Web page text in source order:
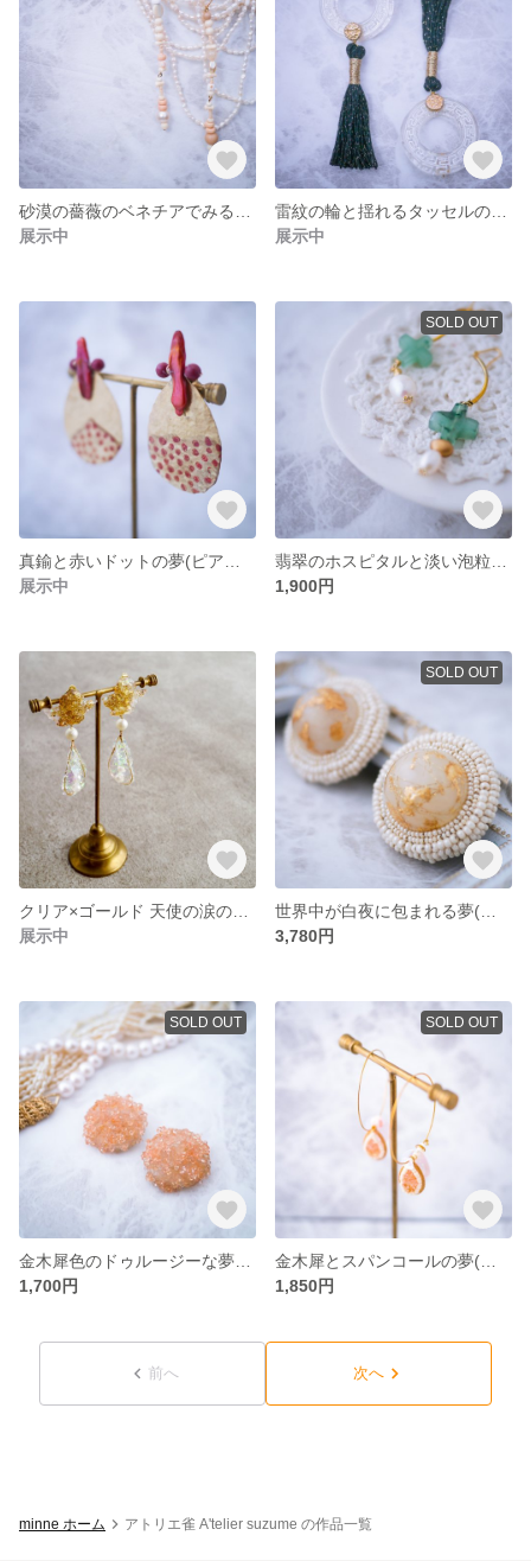
展示中
展示中
展示中
SOLD OUT
1,900円
展示中
SOLD OUT
3,780円
SOLD OUT
1,700円
SOLD OUT
1,850円
前へ 次へ
minne ホーム アトリエ雀 A'telier suzume の作品一覧